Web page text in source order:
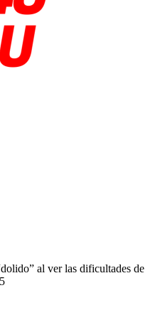
al ver las dificultades de